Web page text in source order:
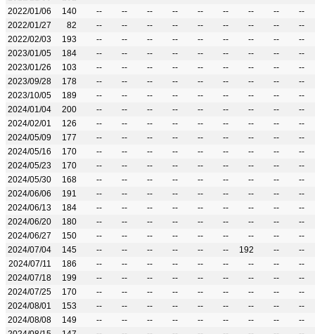
2022/01/06
140 -- -- -- -- -- -- -- --
--
2022/01/27
82 -- -- -- -- -- -- -- --
--
2022/02/03
193 -- -- -- -- -- -- -- --
--
2023/01/05
184 -- -- -- -- -- -- -- --
--
2023/01/26
103 -- -- -- -- -- -- -- --
--
2023/09/28
178 -- -- -- -- -- -- -- --
--
2023/10/05
189 -- -- -- -- -- -- -- --
--
2024/01/04
200 -- -- -- -- -- -- -- --
--
2024/02/01
126 -- -- -- -- -- -- -- --
--
2024/05/09
177 -- -- -- -- -- -- -- --
--
2024/05/16
170 -- -- -- -- -- -- -- --
--
2024/05/23
170 -- -- -- -- -- -- -- --
--
2024/05/30
168 -- -- -- -- -- -- -- --
--
2024/06/06
191 -- -- -- -- -- -- -- --
--
2024/06/13
184 -- -- -- -- -- -- -- --
--
2024/06/20
180 -- -- -- -- -- -- -- --
--
2024/06/27
150 -- -- -- -- -- -- -- --
--
2024/07/04
145 -- -- -- -- -- -- 192 --
--
2024/07/11
186 -- -- -- -- -- -- -- --
--
2024/07/18
199 -- -- -- -- -- -- -- --
--
2024/07/25
170 -- -- -- -- -- -- -- --
--
2024/08/01
153 -- -- -- -- -- -- -- --
--
2024/08/08
149 -- -- -- -- -- -- -- --
--